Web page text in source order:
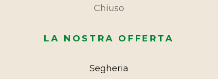
Chiuso
LA NOSTRA OFFERTA
Segheria